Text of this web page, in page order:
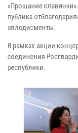
«Прощание
публика
аплодисменты.
В рамках акции
соединения
республики.